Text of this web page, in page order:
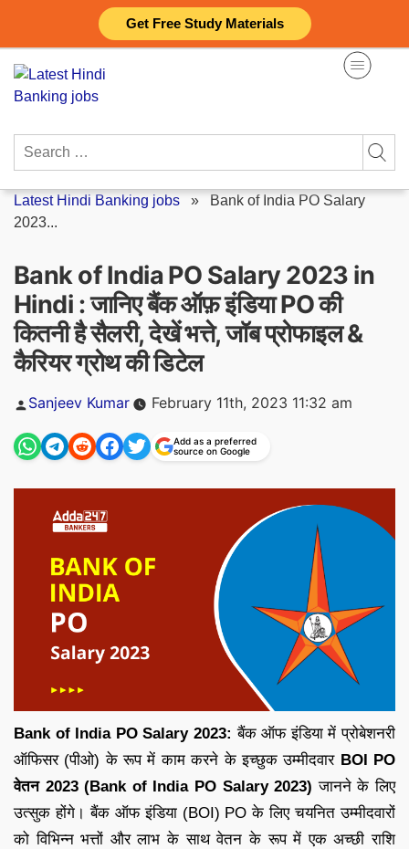
Get Free Study Materials
content
Search
Latest Hindi Banking jobs » Bank of India PO Salary
2023...
Bank of India PO Salary 2023 in
Hindi : जानिए बैंक ऑफ़ इंडिया PO की
कितनी है सैलरी, देखें भत्ते, जॉब प्रोफाइल &
कैरियर ग्रोथ की डिटेल
Posted
Sanjeev Kumar February 11th, 2023 11:32 am
Add as a preferred
source on Google
Bank of India PO Salary 2023: बैंक ऑफ इंडिया में प्रोबेशनरी
ऑफिसर (पीओ) के रूप में काम करने के इच्छुक उम्मीदवार BOI PO
वेतन 2023 (Bank of India PO Salary 2023) जानने के लिए
उत्सुक होंगे। बैंक ऑफ इंडिया (BOI) PO के लिए चयनित उम्मीदवारों
को विभिन्न भत्तों और लाभ के साथ वेतन के रूप में एक अच्छी राशि